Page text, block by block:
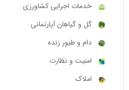
خدمات اجرایی کشاورزی
گل و گیاهان آپارتمانی
دام و طیور زنده
امنیت و نظارت
املاک